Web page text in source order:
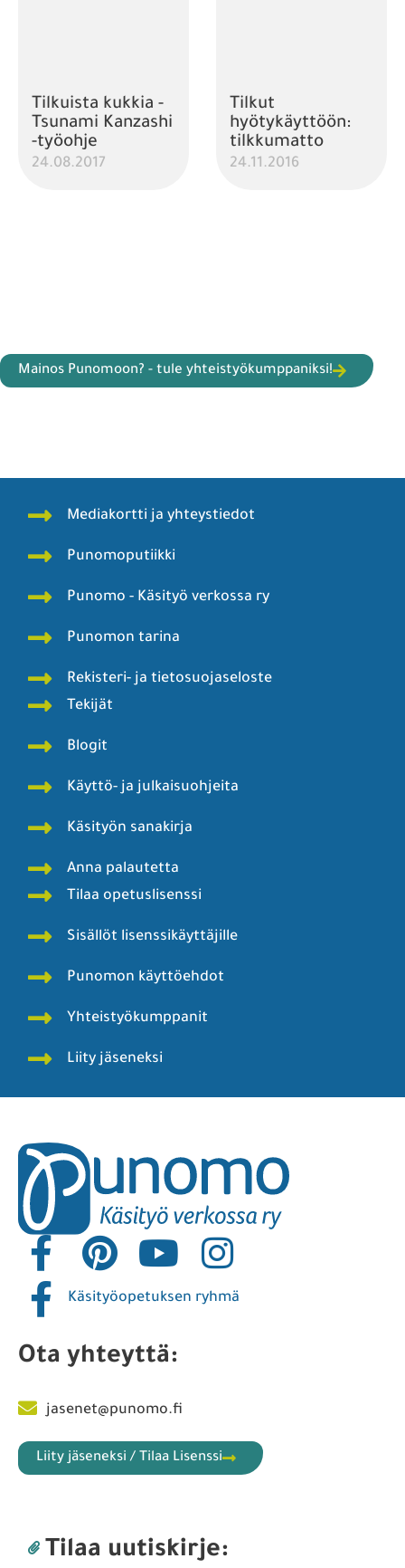
Tilkuista kukkia -
Tsunami Kanzashi
-työohje
24.08.2017
Tilkut
hyötykäyttöön:
tilkkumatto
24.11.2016
Mainos Punomoon? - tule yhteistyökumppaniksi!
Mediakortti ja yhteystiedot
Punomoputiikki
Punomo - Käsityö verkossa ry
Punomon tarina
Rekisteri- ja tietosuojaseloste
Tekijät
Blogit
Käyttö- ja julkaisuohjeita
Käsityön sanakirja
Anna palautetta
Tilaa opetuslisenssi
Sisällöt lisenssikäyttäjille
Punomon käyttöehdot
Yhteistyökumppanit
Liity jäseneksi
Käsityöopetuksen ryhmä
Ota yhteyttä:
jasenet@punomo.fi
Liity jäseneksi / Tilaa Lisenssi
Tilaa uutiskirje: